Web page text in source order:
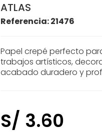
ATLAS
Referencia:21476
Papel crepé perfecto
trabajos artísticos,
acabado duradero y
S/ 3.60